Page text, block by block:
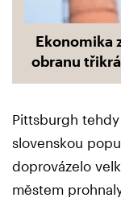
Ekonomika
obranu
Pittsburgh
slovenskou
doprovázelo
městem